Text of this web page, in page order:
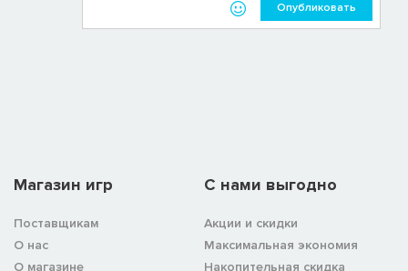
Опубликовать
Магазин игр
Поставщикам
О нас
О магазине
C нами выгодно
Акции и скидки
Максимальная экономия
Накопительная скидка